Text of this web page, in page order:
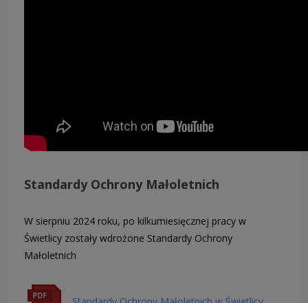
Standardy Ochrony Małoletnich
W sierpniu 2024 roku, po kilkumiesięcznej pracy w
Świetlicy zostały wdrożone Standardy Ochrony
Małoletnich